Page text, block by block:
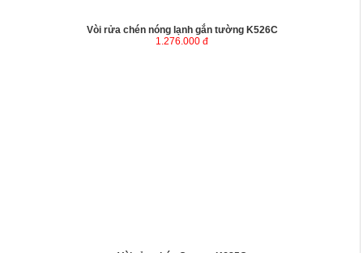
Vòi rửa chén nóng lạnh gắn tường K526C
1.276.000 đ